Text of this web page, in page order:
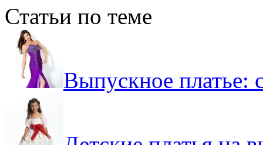
Статьи по теме
Выпускное платье: